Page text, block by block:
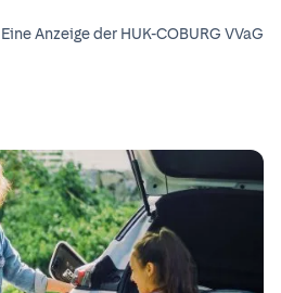
Eine Anzeige der HUK-COBURG VVaG